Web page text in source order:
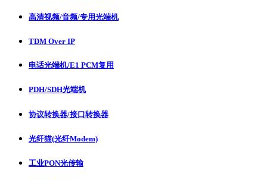
高清视频/音频/专用光端机
TDM Over IP
电话光端机/E1 PCM复用
PDH/SDH光端机
协议转换器/接口转换器
光纤猫(光纤Modem)
工业PON光传输